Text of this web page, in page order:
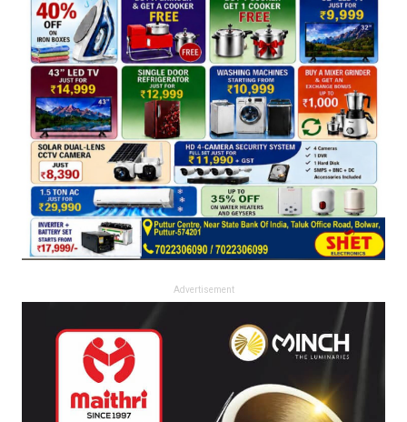
Advertisement